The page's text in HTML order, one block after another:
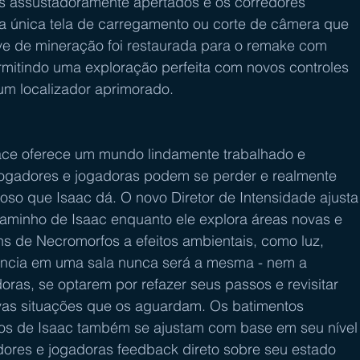
única tela de carregamento ou corte de câmera que
de mineração foi restaurada para o remake com
uma exploração perfeita com novos controles
localizador aprimorado.
oferece um mundo lindamente trabalhado e
e jogadoras podem se perder e realmente
que Isaac dá. O novo Diretor de Intensidade
de Isaac enquanto ele explora áreas novas e
de Necromorfos a efeitos ambientais, como luz,
em uma sala nunca será a mesma - nem a
se optarem por refazer seus passos e revisitar
situações que os aguardam. Os batimentos
de Isaac também se ajustam com base em seu
e jogadoras feedback direto sobre seu estado